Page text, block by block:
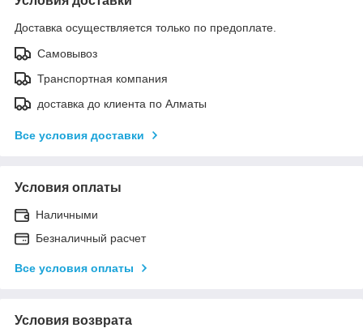
Доставка осуществляется только по предоплате.
Самовывоз
Транспортная компания
доставка до клиента по Алматы
Все условия доставки
Условия оплаты
Наличными
Безналичный расчет
Все условия оплаты
Условия возврата